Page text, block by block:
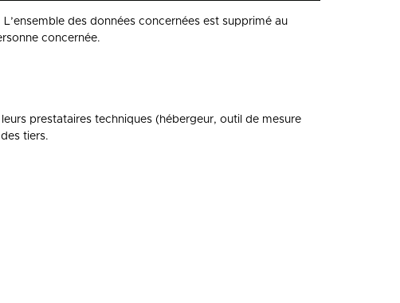
des données concernées est supprimé au
concernée.
prestataires techniques (hébergeur, outil de mesure
tiers.